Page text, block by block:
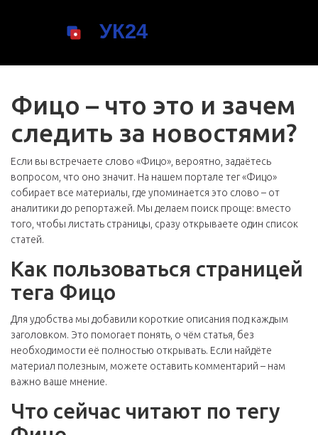
Фицо – что это и зачем
следить за новостями?
Если вы встречаете слово «Фицо», вероятно, задаётесь
вопросом, что оно значит. На нашем портале тег «Фицо»
собирает все материалы, где упоминается это слово – от
аналитики до репортажей. Мы делаем поиск проще: вместо
того, чтобы листать страницы, сразу открываете один список
статей.
Как пользоваться страницей
тега Фицо
Для удобства мы добавили короткие описания под каждым
заголовком. Это помогает понять, о чём статья, без
необходимости её полностью открывать. Если найдёте
материал полезным, можете оставить комментарий – нам
важно ваше мнение.
Что сейчас читают по тегу